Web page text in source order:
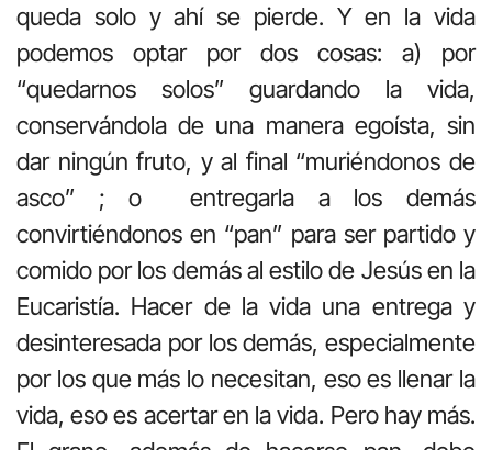
queda solo y ahí se pierde. Y en la vida
podemos optar por dos cosas: a) por
“quedarnos solos” guardando la vida,
conservándola de una manera egoísta, sin
dar ningún fruto, y al final “muriéndonos de
asco” ; o entregarla a los demás
convirtiéndonos en “pan” para ser partido y
comido por los demás al estilo de Jesús en la
Eucaristía. Hacer de la vida una entrega y
desinteresada por los demás, especialmente
por los que más lo necesitan, eso es llenar la
vida, eso es acertar en la vida. Pero hay más.